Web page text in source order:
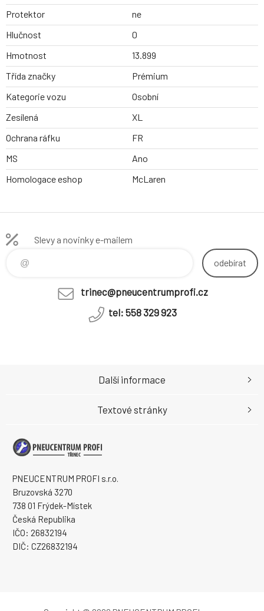
Protektor
ne
Hlučnost
0
Hmotnost
13.899
Třída značky
Prémium
Kategorie vozu
Osobní
Zesílená
XL
Ochrana ráfku
FR
MS
Ano
Homologace eshop
McLaren
Slevy a novinky e-mailem
odebírat
trinec@pneucentrumprofi.cz
tel: 558 329 923
PNEUCENTRUM PROFI s.r.o.
Bruzovská 3270
738 01 Frýdek-Místek
Česká Republika
IČO: 26832194
DIČ: CZ26832194
Další informace
Textové stránky